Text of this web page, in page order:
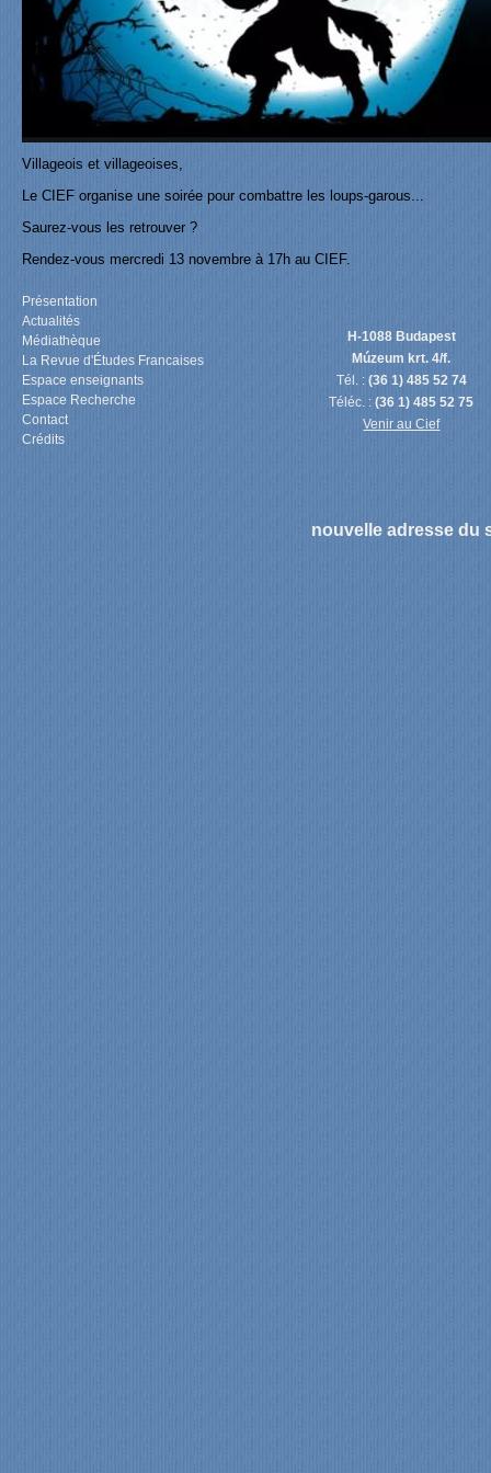
Villageois et villageoises,
Le CIEF organise une soirée pour combattre les loups-garous...
Saurez-vous les retrouver ?
Rendez-vous mercredi 13 novembre à 17h au CIEF.
Présentation
Actualités
Médiathèque
La Revue d'Études Francaises
Espace enseignants
Espace Recherche
Contact
Crédits
H-1088 Budapest
Múzeum krt. 4/f.
Tél. : (36 1) 485 52 74
Téléc. :(36 1) 485 52 75
Venir au Cief
nouvelle adresse du